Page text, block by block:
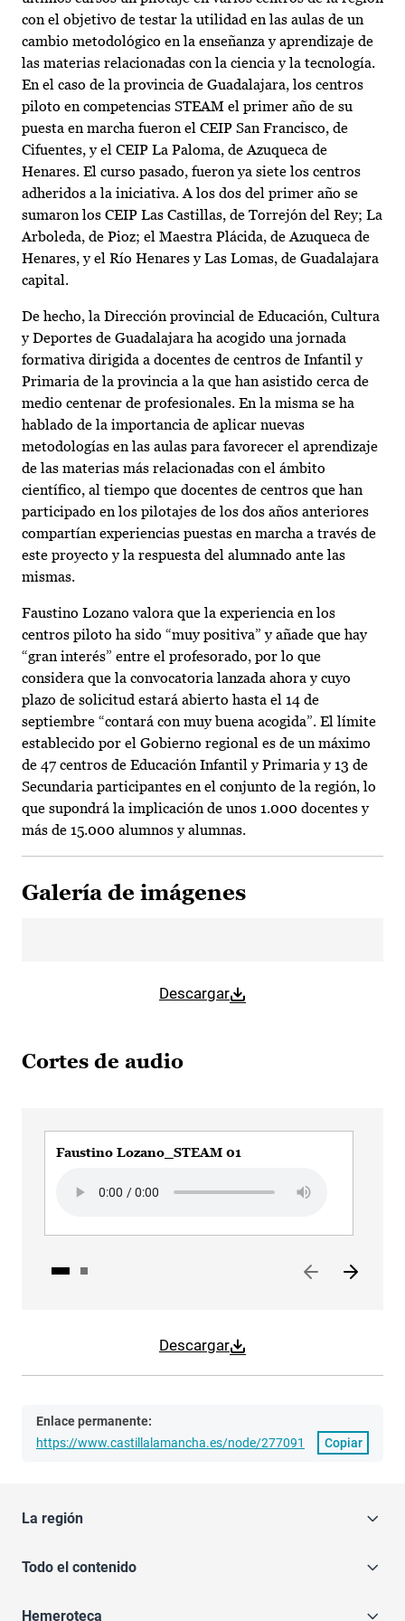
con el objetivo de testar la utilidad en las aulas de un
cambio metodológico en la enseñanza y aprendizaje de
las materias relacionadas con la ciencia y la tecnología.
En el caso de la provincia de Guadalajara, los centros
piloto en competencias STEAM el primer año de su
puesta en marcha fueron el CEIP San Francisco, de
Cifuentes, y el CEIP La Paloma, de Azuqueca de
Henares. El curso pasado, fueron ya siete los centros
adheridos a la iniciativa. A los dos del primer año se
sumaron los CEIP Las Castillas, de Torrejón del Rey; La
Arboleda, de Pioz; el Maestra Plácida, de Azuqueca de
Henares, y el Río Henares y Las Lomas, de Guadalajara
capital.
De hecho, la Dirección provincial de Educación, Cultura
y Deportes de Guadalajara ha acogido una jornada
formativa dirigida a docentes de centros de Infantil y
Primaria de la provincia a la que han asistido cerca de
medio centenar de profesionales. En la misma se ha
hablado de la importancia de aplicar nuevas
metodologías en las aulas para favorecer el aprendizaje
de las materias más relacionadas con el ámbito
científico, al tiempo que docentes de centros que han
participado en los pilotajes de los dos años anteriores
compartían experiencias puestas en marcha a través de
este proyecto y la respuesta del alumnado ante las
mismas.
Faustino Lozano valora que la experiencia en los
centros piloto ha sido “muy positiva” y añade que hay
“gran interés” entre el profesorado, por lo que
considera que la convocatoria lanzada ahora y cuyo
plazo de solicitud estará abierto hasta el 14 de
septiembre “contará con muy buena acogida”. El límite
establecido por el Gobierno regional es de un máximo
de 47 centros de Educación Infantil y Primaria y 13 de
Secundaria participantes en el conjunto de la región, lo
que supondrá la implicación de unos 1.000 docentes y
más de 15.000 alumnos y alumnas.
Galería de imágenes
Descargar
Cortes de audio
Descargar
Faustino Lozano_STEAM 01
Enlace permanente:
https://www.castillalamancha.es/node/277091
Copiar
La región
Todo el contenido
Hemeroteca